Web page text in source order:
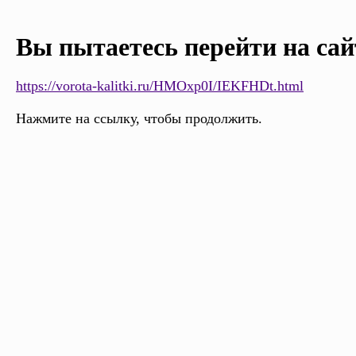
Вы пытаетесь перейти на
https://vorota-kalitki.ru/HMOxp0I/IEKFHDt.html
Нажмите на ссылку, чтобы продолжить.